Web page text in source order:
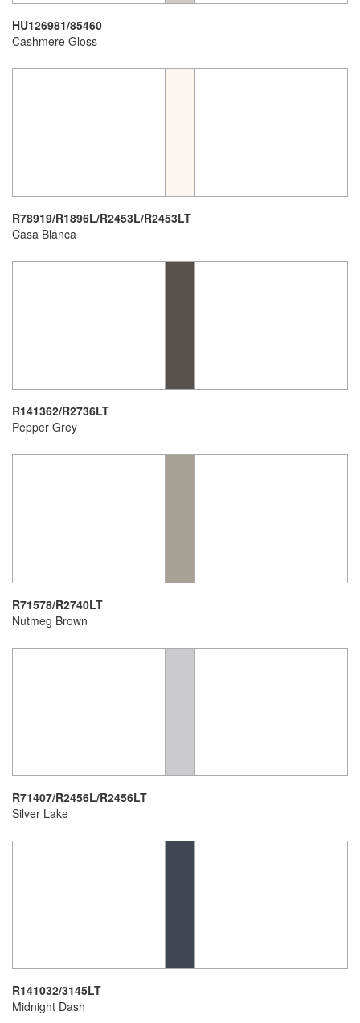
HU126981/85460
Cashmere Gloss
R78919/R1896L/R2453L/R2453LT
Casa Blanca
R141362/R2736LT
Pepper Grey
R71578/R2740LT
Nutmeg Brown
R71407/R2456L/R2456LT
Silver Lake
R141032/3145LT
Midnight Dash